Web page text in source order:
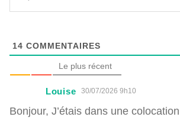
14 COMMENTAIRES
Le plus récent
Louise 30/07/2026 9h10
Bonjour, J’étais dans une